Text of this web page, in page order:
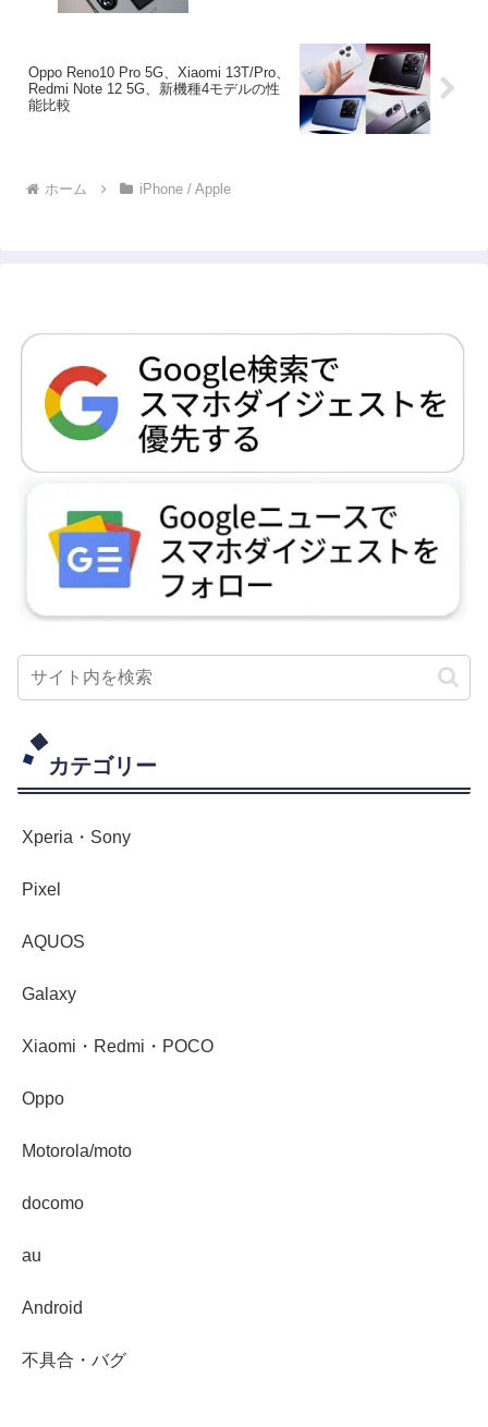
Oppo Reno10 Pro 5G、Xiaomi 13T/Pro、
Redmi Note 12 5G、新機種4モデルの性
能比較
ホーム iPhone / Apple
カテゴリー
Xperia・Sony
Pixel
AQUOS
Galaxy
Xiaomi・Redmi・POCO
Oppo
Motorola/moto
docomo
au
Android
不具合・バグ